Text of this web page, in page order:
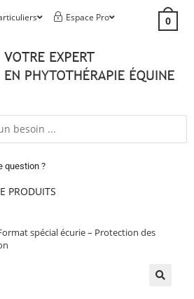
Espace Pro 0
question ?
PRODUITS
spécial écurie – Protection des